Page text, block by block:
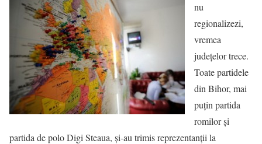
nu
regionalizezi,
vremea
judeţelor trece.
Toate partidele
din Bihor, mai
puţin partida
romilor şi
partida de polo Digi Steaua, şi-au trimis reprezentanţii la